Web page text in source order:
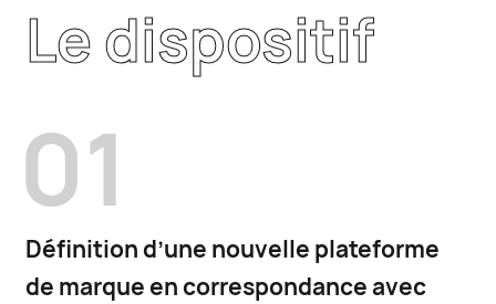
Le dispositif
01
Définition d’une nouvelle plateforme
de marque en correspondance avec